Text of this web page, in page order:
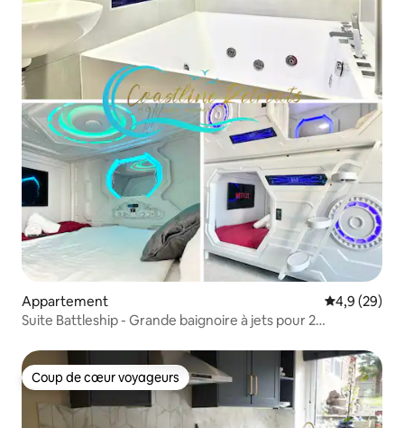
Appartement Évaluation
4,9 (29)
Suite Battleship - Grande baignoire à jets pour 2
Coup de cœur voyageurs
Coup de cœur voyageurs